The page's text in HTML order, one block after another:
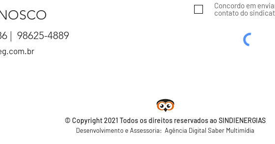
| 98625-4889
Concordo em
contato do
© Copyright 2021 Todos os direitos reservados ao SINDIENERGIAS
Desenvolvimento e Assessoria: Agência Digital Saber Multimídia